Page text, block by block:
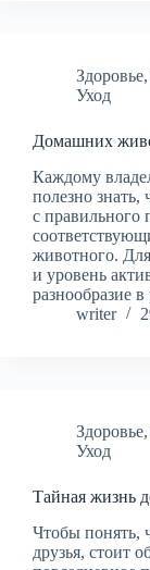
Здоровье,
Уход
Домашних
Каждому
полезно знать,
с правильного
животного.
и уровень
разнообразие
writer
Здоровье,
Уход
Тайная жизнь
Чтобы понять,
друзья, стоит